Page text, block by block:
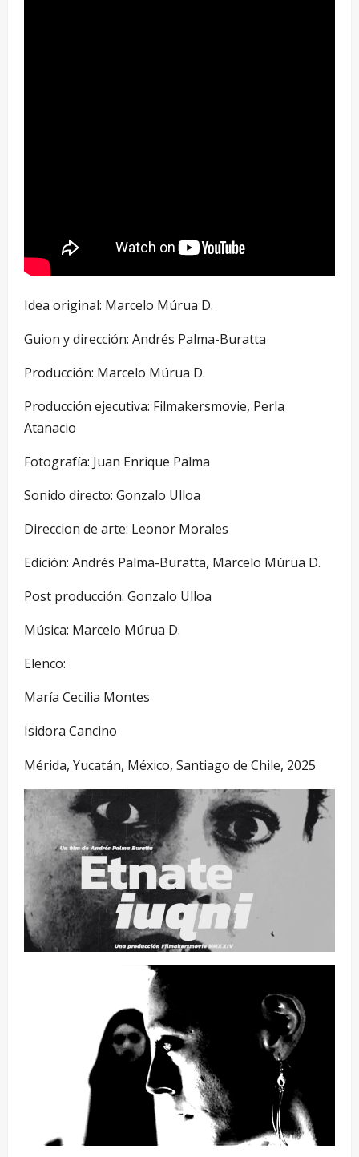
Idea original: Marcelo Múrua D.
Guion y dirección: Andrés Palma-Buratta
Producción: Marcelo Múrua D.
Producción ejecutiva: Filmakersmovie, Perla
Atanacio
Fotografía: Juan Enrique Palma
Sonido directo: Gonzalo Ulloa
Direccion de arte: Leonor Morales
Edición: Andrés Palma-Buratta, Marcelo Múrua D.
Post producción: Gonzalo Ulloa
Música: Marcelo Múrua D.
Elenco:
María Cecilia Montes
Isidora Cancino
Mérida, Yucatán, México, Santiago de Chile, 2025